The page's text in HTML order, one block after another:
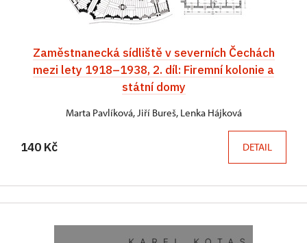
Zaměstnanecká sídliště v severních Čechách
mezi lety 1918–1938, 2. díl: Firemní kolonie a
státní domy
Marta Pavlíková, Jiří Bureš, Lenka Hájková
140 Kč DETAIL